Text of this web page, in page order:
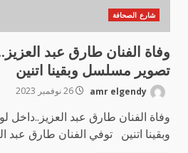
شارع الصحافة
وفاة الفنان طارق عبد
تصوير مسلسل وبقينا اتنين
وفاة الفنان طارق عبد
وبقينا اتنين توفي الفنان طارق عبد